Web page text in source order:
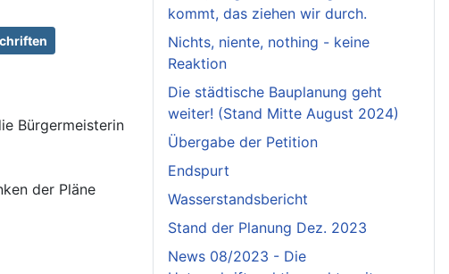
Bürgermeisterin
der Pläne
kommt, das ziehen wir durch.
Nichts, niente, nothing - keine
Reaktion
Die städtische Bauplanung geht
weiter! (Stand Mitte August 2024)
Übergabe der Petition
Endspurt
Wasserstandsbericht
Stand der Planung Dez. 2023
News 08/2023 - Die